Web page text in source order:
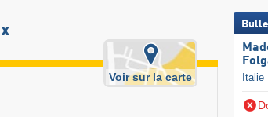
Voir sur la carte Italie